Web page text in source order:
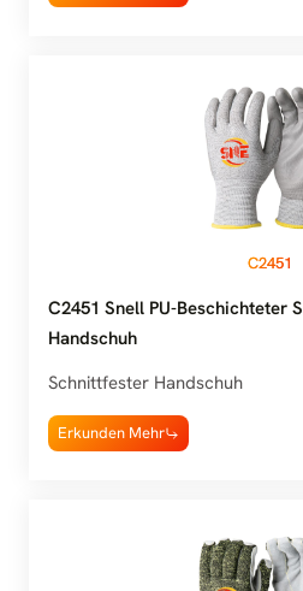
C2451
C2451 Snell PU-Beschichteter
Handschuh
Schnittfester Handschuh
Erkunden Mehr